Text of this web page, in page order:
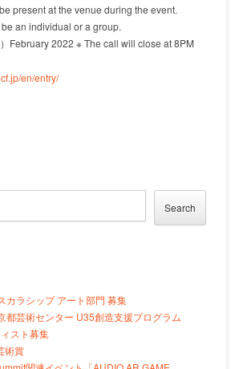
present at the venue during the event.
an individual or a group.
February 2022 ※ The call will close at 8PM
en/entry/
Search
カラシップ アート部門 募集
都芸術センター U35創造支援プログラム
スト募集
術賞